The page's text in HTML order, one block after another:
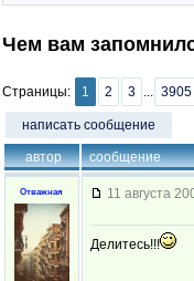
Чем вам
Страницы: 1 2 3 ... 3905
написать сообщение
автор сообщение
Отважная
11 августа
Делитесь!!!